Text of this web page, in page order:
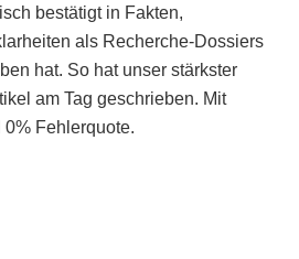
bestätigt in Fakten,
als Recherche-Dossiers
hat. So hat unser stärkster
am Tag geschrieben. Mit
Fehlerquote.